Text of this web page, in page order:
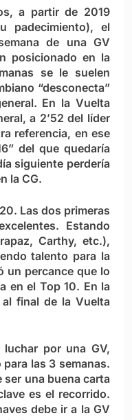
a partir de 2019
padecimiento), el
de una GV
posicionado en la
se le suelen
“desconecta”
En la Vuelta
a 2’52 del líder
referencia, en ese
del que quedaría
siguiente perdería
la CG.
Las dos primeras
Estando
Carthy, etc.),
talento para la
un percance que lo
en el Top 10. En la
final de la Vuelta
por una GV,
las 3 semanas.
ser una buena carta
es el recorrido.
debe ir a la GV